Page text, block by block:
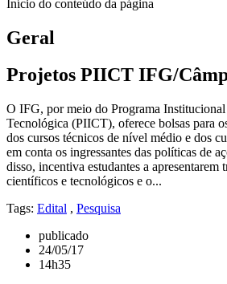
Início do conteúdo da página
Geral
Projetos PIICT IFG/
O IFG, por meio do Programa
Tecnológica (PIICT), oferece bolsas para
dos cursos técnicos de nível médio e dos
em conta os ingressantes das políticas de
disso, incentiva estudantes a apresentarem
científicos e tecnológicos e o...
Tags: Edital , Pesquisa
publicado
24/05/17
14h35